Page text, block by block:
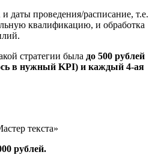
даты проведения/расписание, т.е.
квалификацию, и обработка
стратегии была до 500 рублей
в нужный KPI) и каждый 4-ая
рублей.